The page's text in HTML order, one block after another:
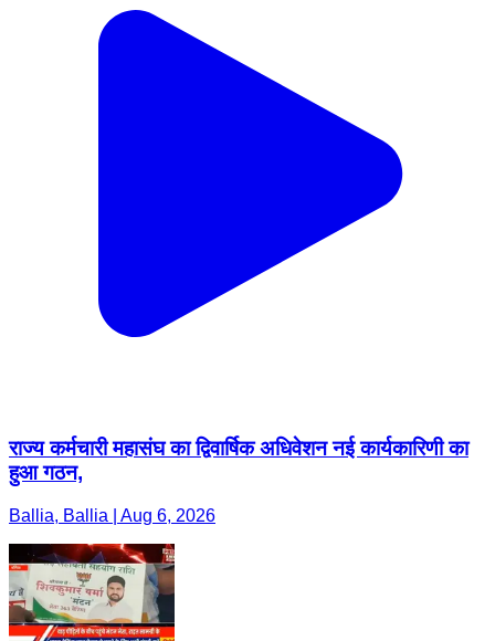
राज्य कर्मचारी महासंघ का द्विवार्षिक अधिवेशन नई कार्यकारिणी का
हुआ गठन,
Ballia, Ballia | Aug 6, 2026